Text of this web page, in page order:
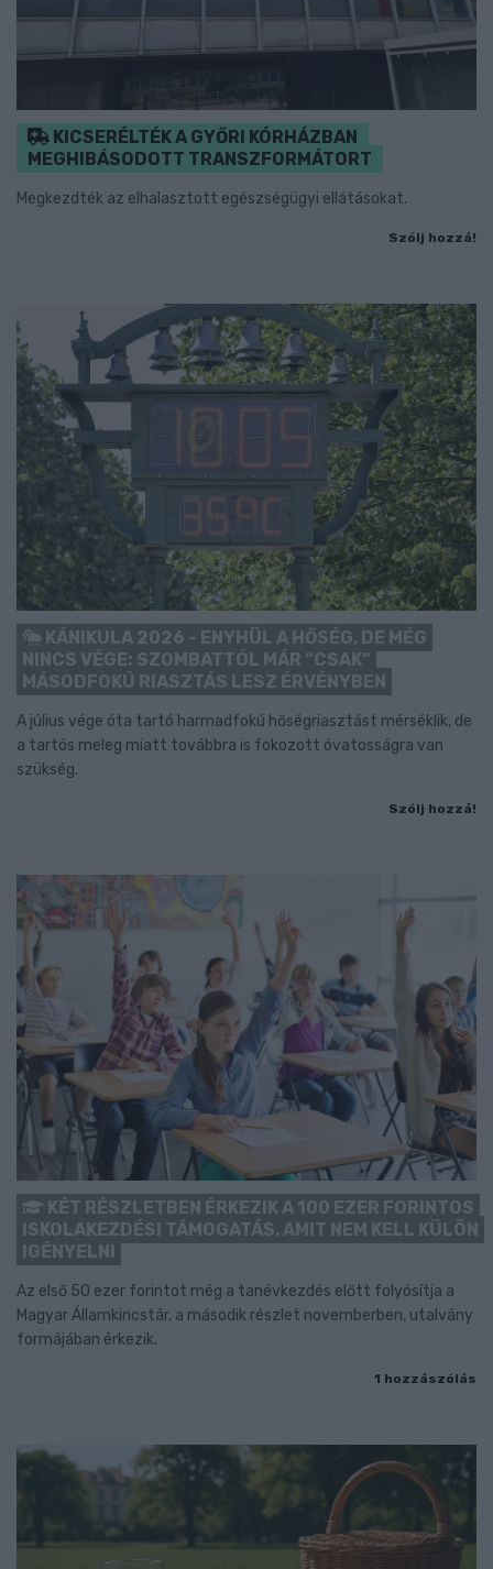
KICSERÉLTÉK A GYŐRI KÓRHÁZBAN
MEGHIBÁSODOTT TRANSZFORMÁTORT
Megkezdték az elhalasztott egészségügyi ellátásokat.
Szólj hozzá!
KÁNIKULA 2026 - ENYHÜL A HŐSÉG, DE MÉG
NINCS VÉGE: SZOMBATTÓL MÁR “CSAK”
MÁSODFOKÚ RIASZTÁS LESZ ÉRVÉNYBEN
A július vége óta tartó harmadfokú hőségriasztást mérséklik, de
a tartós meleg miatt továbbra is fokozott óvatosságra van
szükség.
Szólj hozzá!
KÉT RÉSZLETBEN ÉRKEZIK A 100 EZER FORINTOS
ISKOLAKEZDÉSI TÁMOGATÁS, AMIT NEM KELL KÜLÖN
IGÉNYELNI
Az első 50 ezer forintot még a tanévkezdés előtt folyósítja a
Magyar Államkincstár, a második részlet novemberben, utalvány
formájában érkezik.
1 hozzászólás